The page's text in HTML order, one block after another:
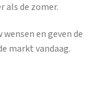
als de zomer.
en geven de
markt vandaag.